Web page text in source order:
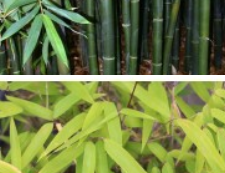
 Aperçu rapide 
Bambusa odhalmii
95,00 €
Voir détails